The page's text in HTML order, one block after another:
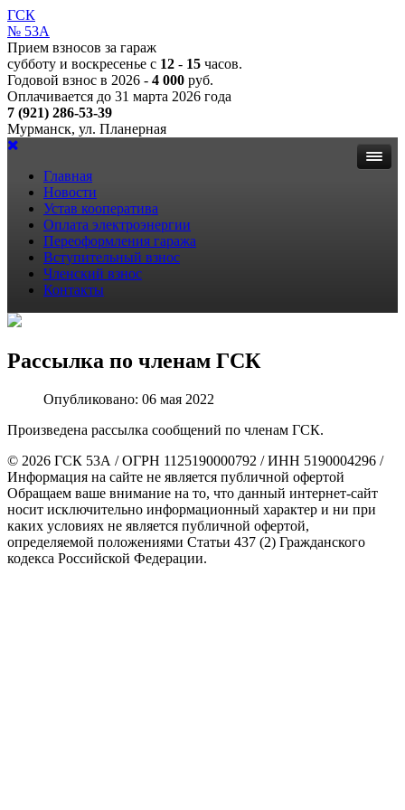
ГСК
№ 53А
Прием взносов за гараж
субботу и воскресенье с 12 - 15 часов.
Годовой взнос в 2026 - 4 000 руб.
Оплачивается до 31 марта 2026 года
7 (921) 286-53-39
Мурманск, ул. Планерная
Главная
Новости
Устав кооператива
Оплата электроэнергии
Переоформления гаража
Вступительный взнос
Членский взнос
Контакты
Рассылка по членам ГСК
Опубликовано: 06 мая 2022
Произведена рассылка сообщений по членам ГСК.
© 2026 ГСК 53А / ОГРН 1125190000792 / ИНН 5190004296 /
Информация на сайте не является публичной офертой
Обращаем ваше внимание на то, что данный интернет-сайт
носит исключительно информационный характер и ни при
каких условиях не является публичной офертой,
определяемой положениями Статьи 437 (2) Гражданского
кодекса Российской Федерации.